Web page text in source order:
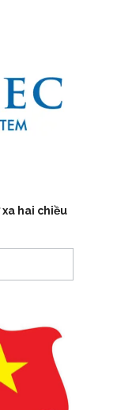
hai chiều